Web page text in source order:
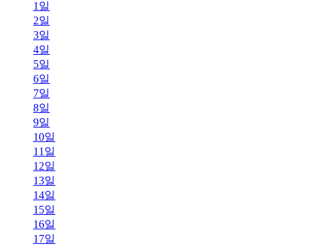
1일
2일
3일
4일
5일
6일
7일
8일
9일
10일
11일
12일
13일
14일
15일
16일
17일